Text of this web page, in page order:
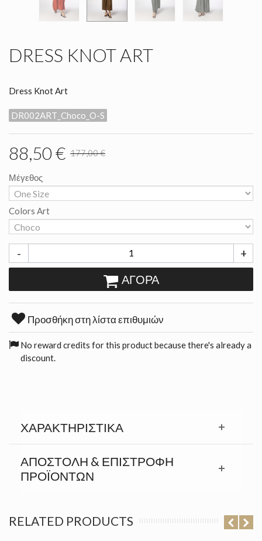
DRESS KNOT ART
Dress Knot Art
DR002ART_Choco_O-S
88,50 € 177,00 €
Μέγεθος
Colors Art
- +
ΑΓΟΡΆ
Προσθήκη στη λίστα επιθυμιών
No reward credits for this product because there's already a
discount.
ΧΑΡΑΚΤΗΡΙΣΤΙΚΆ
ΑΠΟΣΤΟΛΉ & ΕΠΙΣΤΡΟΦΉ
ΠΡΟΪΟΝΤΩΝ
RELATED PRODUCTS